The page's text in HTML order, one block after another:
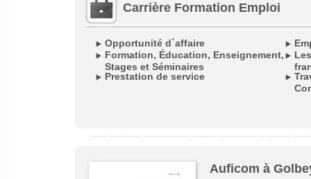
Carrière Formation Emploi
Opportunité d´affaire
Formation, Éducation, Enseignement,
Stages et Séminaires
Prestation de service
Auficom à